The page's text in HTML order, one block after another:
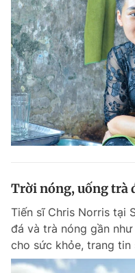
Trời nóng, uống trà
Tiến sĩ Chris Norris tại
đá và trà nóng gần
cho sức khỏe, trang